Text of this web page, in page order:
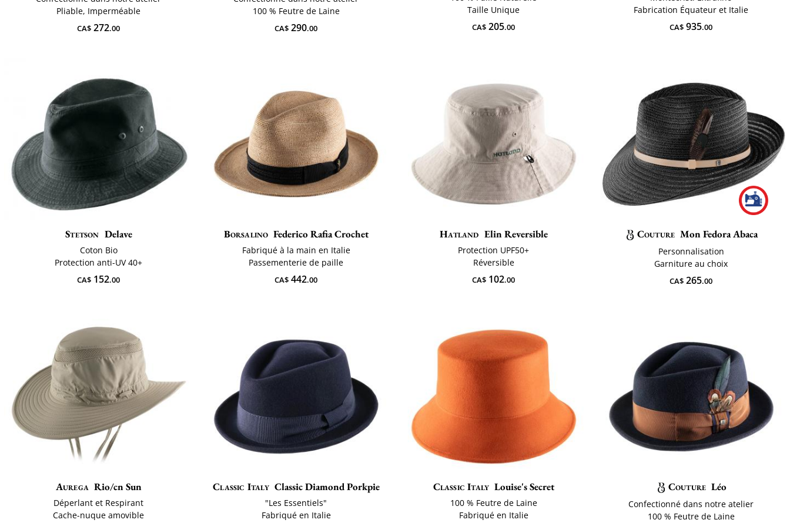
Pliable, Imperméable
CA$ 272.00
100 % Feutre de Laine
CA$ 290.00
Taille Unique
CA$ 205.00
Fabrication Équateur et Italie
CA$ 935.00
Stetson Delave
Coton Bio
Protection anti-UV 40+
CA$ 152.00
Borsalino Federico Rafia Crochet
Fabriqué à la main en Italie
Passementerie de paille
CA$ 442.00
Hatland Elin Reversible
Protection UPF50+
Réversible
CA$ 102.00
Couture Mon Fedora Abaca
Personnalisation
Garniture au choix
CA$ 265.00
Aurega Rio/cn Sun
Déperlant et Respirant
Cache-nuque amovible
Classic Italy Classic Diamond Porkpie
"Les Essentiels"
Fabriqué en Italie
Classic Italy Louise's Secret
100 % Feutre de Laine
Fabriqué en Italie
Couture Léo
Confectionné dans notre atelier
100 % Feutre de Laine